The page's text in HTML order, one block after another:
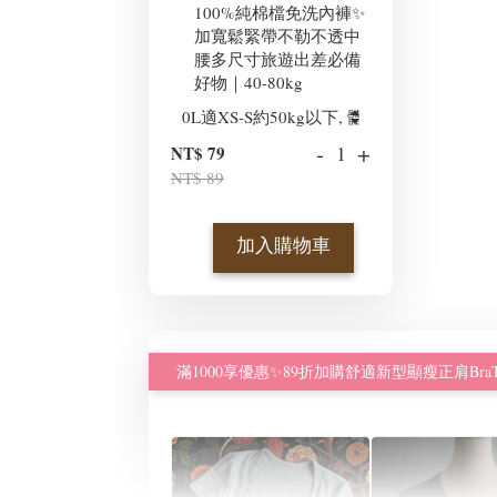
100%純棉檔免洗內褲✨
加寬鬆緊帶不勒不透中
腰多尺寸旅遊出差必備
好物｜40-80kg
NT$ 79
NT$ 89
- +
加入購物車
滿1000享優惠✨89折加購舒適新型顯瘦正肩